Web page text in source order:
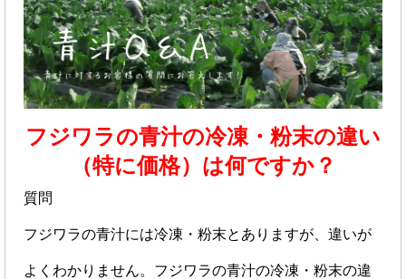
フジワラの青汁の冷凍・粉末の違い
（特に価格）は何ですか？
質問
フジワラの青汁には冷凍・粉末とありますが、違いが
よくわかりません。フジワラの青汁の冷凍・粉末の違